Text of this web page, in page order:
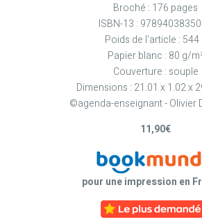
Broché : 176 pages
ISBN-13 :
Poids de l'article : 544
Papier blanc : 80 g/
Couverture : souple
Dimensions : 21.01 x 1.02 x
©agenda-enseignant - Olivier
11,90€
pour une impression en